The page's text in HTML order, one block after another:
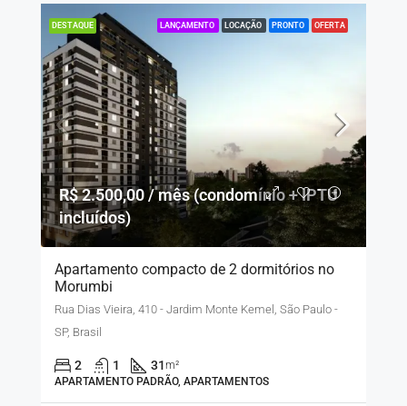
DESTAQUE LANÇAMENTO LOCAÇÃO PRONTO OFERTA
R$ 2.500,00 / mês (condomínio + IPTU
incluídos)
Apartamento compacto de 2 dormitórios no
Morumbi
Rua Dias Vieira, 410 - Jardim Monte Kemel, São Paulo -
SP, Brasil
2 1 31m²
APARTAMENTO PADRÃO, APARTAMENTOS